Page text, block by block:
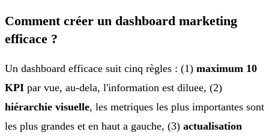
Comment créer un dashboard marketing
efficace ?
Un dashboard efficace suit cinq règles : (1) maximum 10
KPI par vue, au-dela, l'information est diluee, (2)
hiérarchie visuelle, les metriques les plus importantes sont
les plus grandes et en haut a gauche, (3) actualisation